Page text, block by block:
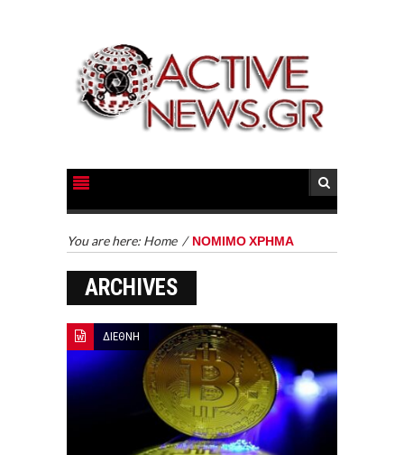
You are here: Home / ΝΟΜΙΜΟ ΧΡΗΜΑ
ARCHIVES
ΔΙΕΘΝΗ